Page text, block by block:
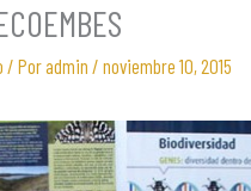
/ Poradmin / noviembre 10, 2015